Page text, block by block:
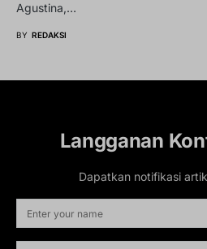
Agustina,…
BY REDAKSI
Langganan
Dapatkan notifikasi